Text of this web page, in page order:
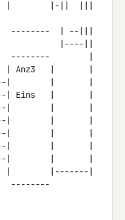
                            --------